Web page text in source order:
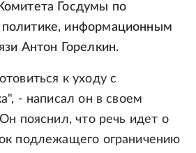
Госдумы по
информационным
Антон Горелкин.
к уходу с
- написал он в своем
пояснил, что речь идет о
подлежащего ограничению